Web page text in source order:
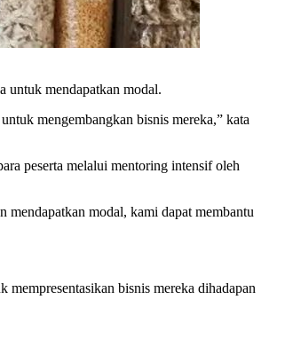
mendapatkan modal.
mengembangkan bisnis mereka,” kata
peserta melalui mentoring intensif oleh
modal, kami dapat membantu
mempresentasikan bisnis mereka dihadapan